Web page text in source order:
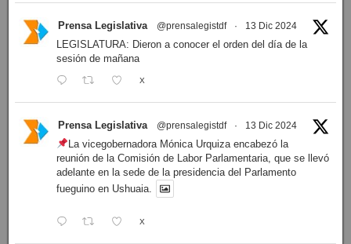
Prensa Legislativa @prensalegistdf · 13 Dic 2024
LEGISLATURA: Dieron a conocer el orden del día de la
sesión de mañana
X
Prensa Legislativa @prensalegistdf · 13 Dic 2024
La vicegobernadora Mónica Urquiza encabezó la
reunión de la Comisión de Labor Parlamentaria, que se llevó
adelante en la sede de la presidencia del Parlamento
fueguino en Ushuaia.
X